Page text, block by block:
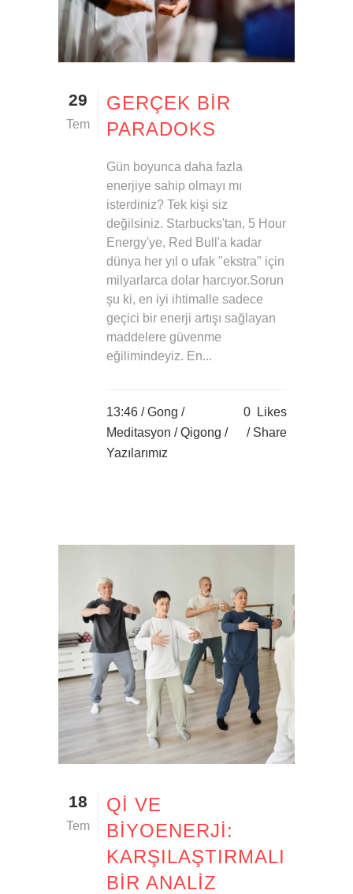
29
Tem
GERÇEK BIR
PARADOKS
Gün boyunca daha fazla
enerjiye sahip olmayı mı
isterdiniz? Tek kişi siz
değilsiniz. Starbucks'tan, 5 Hour
Energy'ye, Red Bull'a kadar
dünya her yıl o ufak "ekstra" için
milyarlarca dolar harcıyor.Sorun
şu ki, en iyi ihtimalle sadece
geçici bir enerji artışı sağlayan
maddelere güvenme
eğilimindeyiz. En...
13:46 /Gong /
Meditasyon /Qigong /
Yazılarımız
0
Likes
Share
18
Tem
QI VE
BIYOENERJI:
KARŞILAŞTIRMALI
BIR ANALIZ